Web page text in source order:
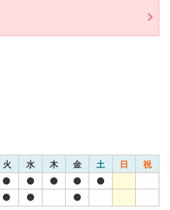
火 水 木 金 土 日 祝